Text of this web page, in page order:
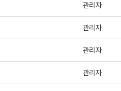
관리자
관리자
관리자
관리자